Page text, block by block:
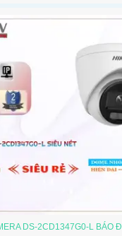
DS-2CD1347G0-L BÁO